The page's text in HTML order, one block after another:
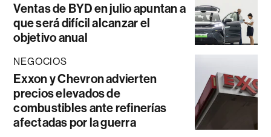
Ventas de BYD en julio apuntan a
que será difícil alcanzar el
objetivo anual
NEGOCIOS
Exxon y Chevron advierten
precios elevados de
combustibles ante refinerías
afectadas por la guerra